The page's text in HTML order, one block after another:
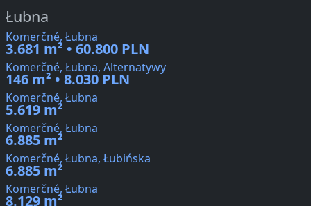
Łubna
Komerčné, Łubna
3.681 m² • 60.800 PLN
Komerčné, Łubna, Alternatywy
146 m² • 8.030 PLN
Komerčné, Łubna
5.619 m²
Komerčné, Łubna
6.885 m²
Komerčné, Łubna, Łubińska
6.885 m²
Komerčné, Łubna
8.129 m²